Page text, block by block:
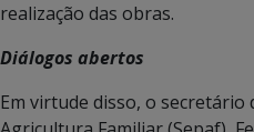
realização das obras.
Diálogos abertos
Em virtude disso, o secretário